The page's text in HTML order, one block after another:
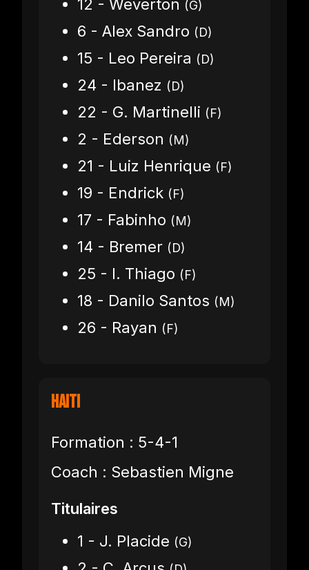
12 - Weverton (G)
6 - Alex Sandro (D)
15 - Leo Pereira (D)
24 - Ibanez (D)
22 - G. Martinelli (F)
2 - Ederson (M)
21 - Luiz Henrique (F)
19 - Endrick (F)
17 - Fabinho (M)
14 - Bremer (D)
25 - I. Thiago (F)
18 - Danilo Santos (M)
26 - Rayan (F)
Haiti
Formation : 5-4-1
Coach : Sebastien Migne
Titulaires
1 - J. Placide (G)